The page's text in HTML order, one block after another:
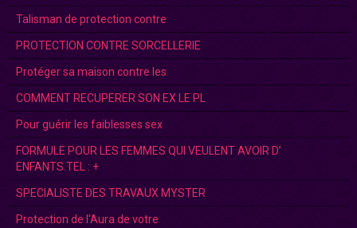
Talisman de protection contre
PROTECTION CONTRE SORCELLERIE
Protéger sa maison contre les
COMMENT RECUPERER SON EX LE PL
Pour guérir les faiblesses sex
FORMULE POUR LES FEMMES QUI VEULENT AVOIR D’
ENFANTS.TEL : +
SPECIALISTE DES TRAVAUX MYSTER
Protection de l'Aura de votre